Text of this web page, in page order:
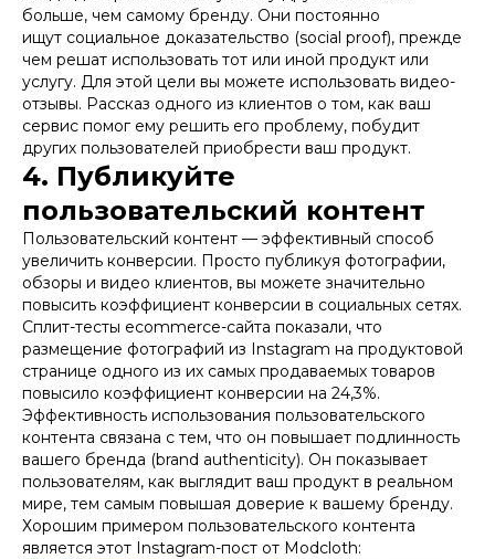
больше, чем самому бренду. Они постоянно
ищут социальное доказательство (social proof), прежде
чем решат использовать тот или иной продукт или
услугу. Для этой цели вы можете использовать видео-
отзывы. Рассказ одного из клиентов о том, как ваш
сервис помог ему решить его проблему, побудит
других пользователей приобрести ваш продукт.
4. Публикуйте
пользовательский контент
Пользовательский контент — эффективный способ
увеличить конверсии. Просто публикуя фотографии,
обзоры и видео клиентов, вы можете значительно
повысить коэффициент конверсии в социальных сетях.
Сплит-тесты ecommerce-сайта показали, что
размещение фотографий из Instagram на продуктовой
странице одного из их самых продаваемых товаров
повысило коэффициент конверсии на 24,3%.
Эффективность использования пользовательского
контента связана с тем, что он повышает подлинность
вашего бренда (brand authenticity). Он показывает
пользователям, как выглядит ваш продукт в реальном
мире, тем самым повышая доверие к вашему бренду.
Хорошим примером пользовательского контента
является этот Instagram-пост от Modcloth: